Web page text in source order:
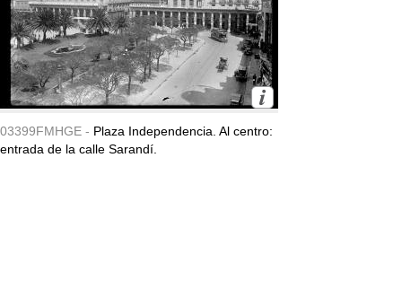
03399FMHGE - Plaza Independencia. Al centro:
entrada de la calle Sarandí.